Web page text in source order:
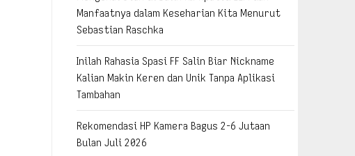
Manfaatnya dalam Keseharian Kita Menurut
Sebastian Raschka
Inilah Rahasia Spasi FF Salin Biar Nickname
Kalian Makin Keren dan Unik Tanpa Aplikasi
Tambahan
Rekomendasi HP Kamera Bagus 2-6 Jutaan
Bulan Juli 2026